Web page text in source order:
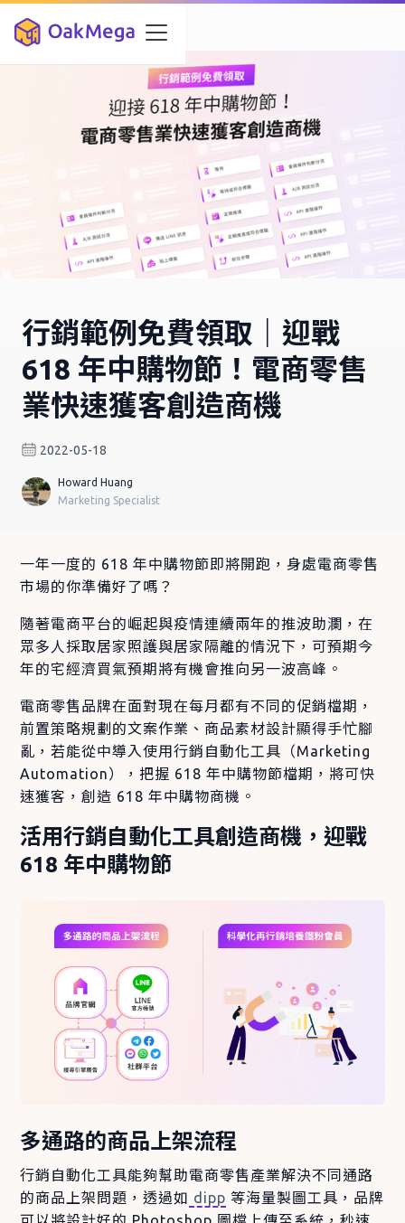
行銷範例免費領取｜迎戰
618 年中購物節！電商零售
業快速獲客創造商機
Howard Huang
Marketing Specialist
2022-05-18
一年一度的 618 年中購物節即將開跑，身處電商零售
市場的你準備好了嗎？
隨著電商平台的崛起與疫情連續兩年的推波助瀾，在
眾多人採取居家照護與居家隔離的情況下，可預期今
年的宅經濟買氣預期將有機會推向另一波高峰。
電商零售品牌在面對現在每月都有不同的促銷檔期，
前置策略規劃的文案作業、商品素材設計顯得手忙腳
亂，若能從中導入使用行銷自動化工具（Marketing
Automation），把握 618 年中購物節檔期，將可快
速獲客，創造 618 年中購物商機。
活用行銷自動化工具創造商機，迎戰
618 年中購物節
多通路的商品上架流程
行銷自動化工具能夠幫助電商零售產業解決不同通路
的商品上架問題，透過如 dipp 等海量製圖工具，品牌